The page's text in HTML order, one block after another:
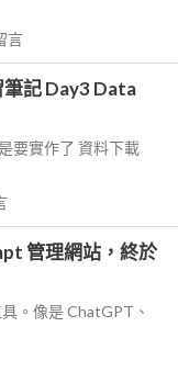
言
記 Day3 Data
要實作了 資料下載
管理網站，終於
。像是 ChatGPT、